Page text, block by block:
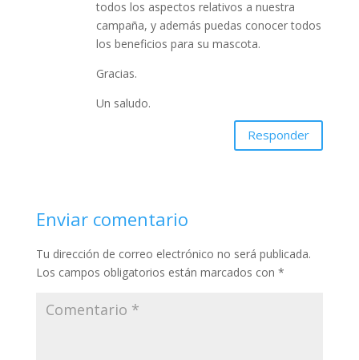
todos los aspectos relativos a nuestra
campaña, y además puedas conocer todos
los beneficios para su mascota.
Gracias.
Un saludo.
Responder
Enviar comentario
Tu dirección de correo electrónico no será publicada.
Los campos obligatorios están marcados con *